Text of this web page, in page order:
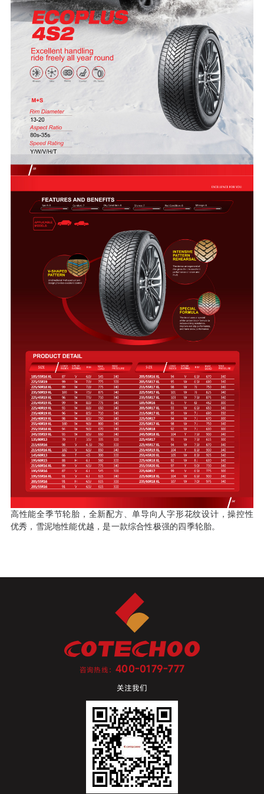
高性能全季节轮胎，全新配方、单导向人字形花纹设计，操控性
优秀，雪泥地性能优越，是一款综合性极强的四季轮胎。
咨询热线：400-0179-777
关注我们